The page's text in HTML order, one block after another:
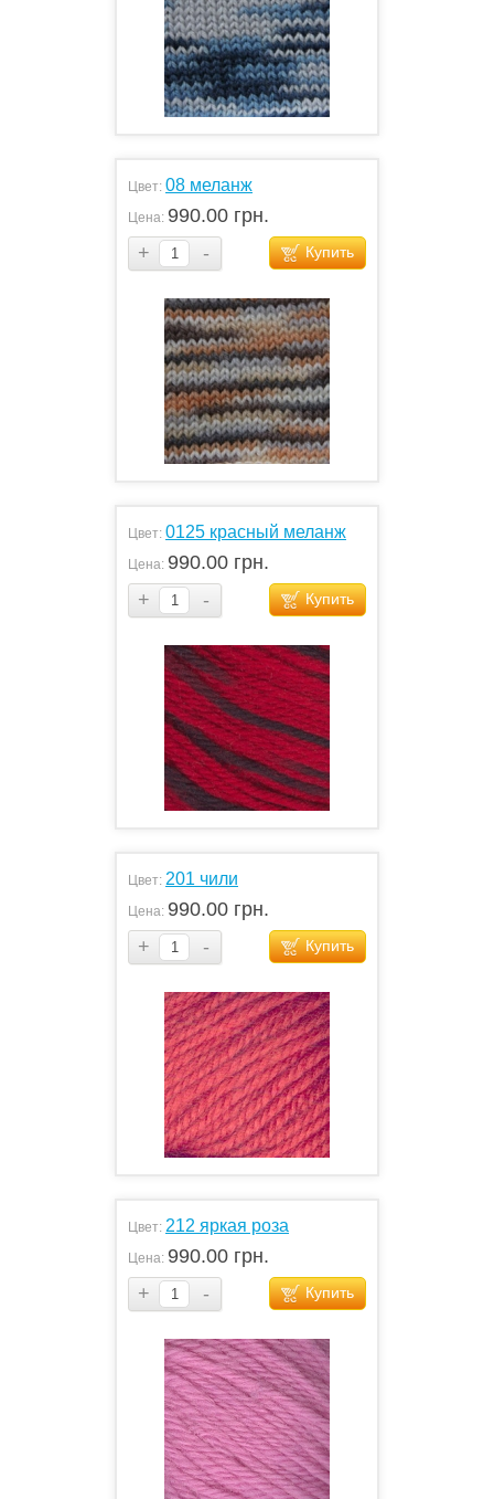
Цвет: 08 меланж
Цена: 990.00 грн.
+
- Купить
Цвет: 0125 красный меланж
Цена: 990.00 грн.
+
- Купить
Цвет: 201 чили
Цена: 990.00 грн.
+
- Купить
Цвет: 212 яркая роза
Цена: 990.00 грн.
+
- Купить